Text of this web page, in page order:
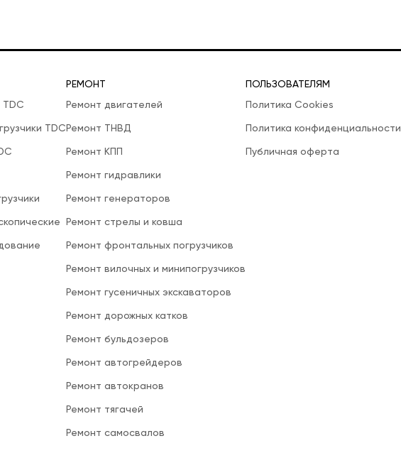
TDC
TDC
РЕМОНТ
Ремонт двигателей
Ремонт ТНВД
Ремонт КПП
Ремонт гидравлики
Ремонт генераторов
Ремонт стрелы и ковша
Ремонт фронтальных погрузчиков
Ремонт вилочных и минипогрузчиков
Ремонт гусеничных экскаваторов
Ремонт дорожных катков
Ремонт бульдозеров
Ремонт автогрейдеров
Ремонт автокранов
Ремонт тягачей
Ремонт самосвалов
ПОЛЬЗОВАТЕЛЯМ
Политика Cookies
Политика конфиденциальности
Публичная оферта